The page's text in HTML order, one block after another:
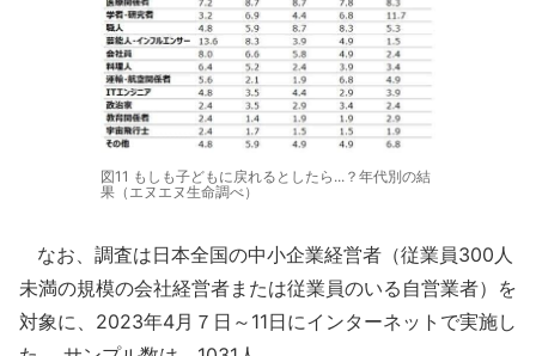
図11 もしも子どもに戻れるとしたら...？年代別の結
果（エヌエヌ生命調べ）
なお、調査は日本全国の中小企業経営者（従業員300人
未満の規模の会社経営者または従業員のいる自営業者）を
対象に、2023年4月７日～11日にインターネットで実施し